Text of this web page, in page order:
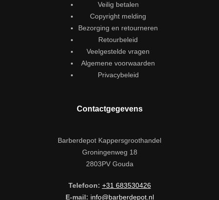
Veilig betalen
Copyright melding
Bezorging en retourneren
Retourbeleid
Veelgestelde vragen
Algemene voorwaarden
Privacybeleid
Contactgegevens
Barberdepot Kappersgroothandel
Groningenweg 18
2803PV Gouda
Telefoon: +31 683530426
E-mail: info@barberdepot.nl